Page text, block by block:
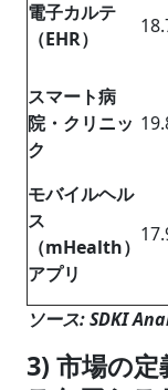
電子カルテ
（EHR）
スマート病
院・クリニッ
ク
モバイルヘル
ス
（mHealth）
アプリ
ソース: SDKI
3) 市場の